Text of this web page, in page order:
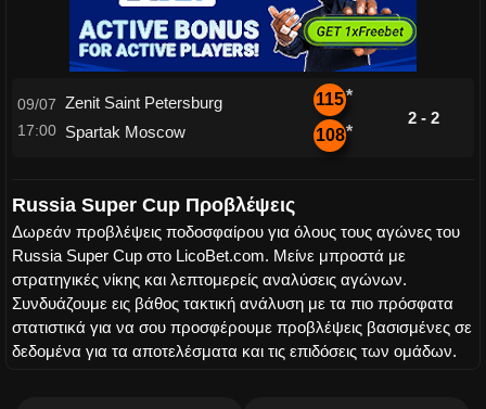
09/07
17:00
Zenit Saint Petersburg
Spartak Moscow
115*
108*
2 - 2
Russia Super Cup Προβλέψεις
Δωρεάν προβλέψεις ποδοσφαίρου για όλους τους αγώνες του
Russia Super Cup στο LicoBet.com. Μείνε μπροστά με
στρατηγικές νίκης και λεπτομερείς αναλύσεις αγώνων.
Συνδυάζουμε εις βάθος τακτική ανάλυση με τα πιο πρόσφατα
στατιστικά για να σου προσφέρουμε προβλέψεις βασισμένες σε
δεδομένα για τα αποτελέσματα και τις επιδόσεις των ομάδων.